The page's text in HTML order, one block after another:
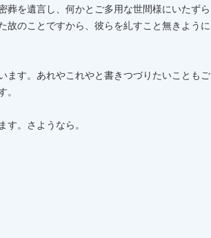
を遺言し、何かとご多用な世間様にいたずら
故のことですから、彼らを糺すこと無きように
ます。あれやこれやと書きつづりたいこともご
。さようなら。